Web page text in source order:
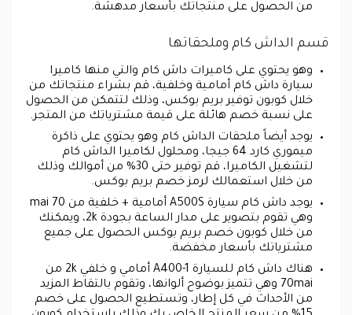
من الحصول على منتجاتك بأسعار مدهشة.
قسم الداش كام وملحقاتها
وهو يحتوي على كاميرات داش كام والتي منها كاميرا
سيارة داش كام أمامية وخلفية، قم بشراء منتجاتك من
خلال كوبون توفير بريم بوكس، وذلك لتتمكن من الحصول
على نسبة خصم هائلة على قيمة مشترياتك من المتجر.
يوجد أيضاً ملحقات الداش كام وهو يحتوي على ذاكرة
ميموري كارد 64 جيجا، ومحلول لكاميرا الداش كام
لتشغيل الكاميرا، قم توفير حتى 30% من أموالك وذلك
من خلال استعمالك لرمز خصم بريم بوكس.
يوجد داش كام سيارة A500S أمامية + خلفية من 70 mai
وهي تقوم بتصوير على مدار الساعة بجودة 2k، ويمكنك
من خلال كوبون خصم بريم بوكس الحصول على جميع
مشترياتك بأسعار مخفضة.
هناك داش كام للسيارة A400-1 أمامي و خلفي 2k من
70mai وهي تتميز بوضوح ألوانها، وتقوم بالتقاط المزيد
من الأحداث في كل إطار، وتستطيع الحصول على خصم